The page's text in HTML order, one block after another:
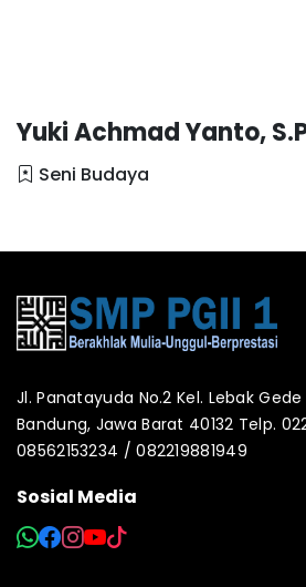
Yuki Achmad Yanto,
Seni Budaya
Jl. Panatayuda No.2 Kel. Lebak
Bandung, Jawa Barat 40132 Telp.
08562153234 / 082219881949
Sosial Media